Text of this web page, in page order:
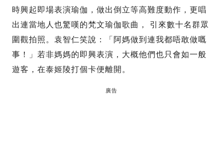
時興起即場表演瑜伽，做出倒立等高難度動作，更唱
出連當地人也驚嘆的梵文瑜伽歌曲， 引來數十名群眾
圍觀拍照。袁智仁笑說：「阿媽做到連我都唔敢做嘅
事！」若非媽媽的即興表演，大概他們也只會如一般
遊客，在泰姬陵打個卡便離開。
廣告